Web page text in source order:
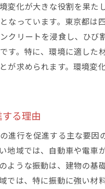
予防保全のため
効果的なメンテ
市民参加型の
ひび割れ予防に
建材選定のポイ
構造計算の見直
施工の質の向上
ひび割れ発見時
変化が大きな役割を果
なっています。東京都
クリートを浸食し、ひ
す。特に、環境に適し
が求められます。環境
る理由
進行を促進する主な要
地域では、自動車や電
ような振動は、建物の
では、特に振動に強い